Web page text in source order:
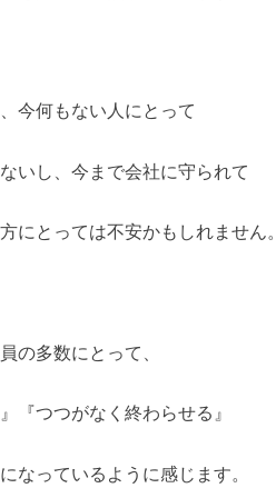
今何もない人にとって
いし、今まで会社に守られて
にとっては不安かもしれません。
の多数にとって、
『つつがなく終わらせる』
なっているように感じます。